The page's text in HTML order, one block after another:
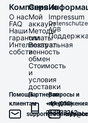
Компания
О нас
FAQ
Наши
гарантии
Интеллектуальная
собственность
Сервис
Мой
аккаунт
Методы
оплаты
Возврат
и
обмен
Стоимость
и
условия
доставки
Impressum
AGB
Помощь
клиентам
support@booksy.place
Партнерам
+49 (030)
263933262
Вопросы и
предложения